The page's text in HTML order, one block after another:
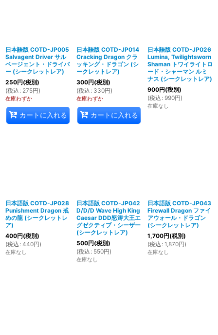
日本語版 COTD-JP005
Salvagent Driver サル
ベージェント・ドライバ
ー (シークレットレア)
250円(税別)
(税込 : 275円)
在庫わずか
カートに入れる
日本語版 COTD-JP014
Cracking Dragon クラ
ッキング・ドラゴン (シ
ークレットレア)
300円(税別)
(税込 : 330円)
在庫わずか
カートに入れる
日本語版 COTD-JP026
Lumina, Twilightsworn
Shaman トワイライトロ
ード・シャーマン ルミ
ナス (シークレットレア)
900円(税別)
(税込 : 990円)
在庫なし
日本語版 COTD-JP028
Punishment Dragon 戒
めの龍 (シークレットレ
ア)
400円(税別)
(税込 : 440円)
在庫なし
日本語版 COTD-JP042
D/D/D Wave High King
Caesar DDD怒涛大王エ
グゼクティブ・シーザー
(シークレットレア)
500円(税別)
(税込 : 550円)
在庫なし
日本語版 COTD-JP043
Firewall Dragon ファイ
アウォール・ドラゴン
(シークレットレア)
1,700円(税別)
(税込 : 1,870円)
在庫なし